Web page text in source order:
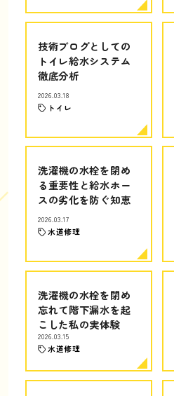
技術ブログとしての
トイレ給水システム
徹底分析
2026.03.18
トイレ
洗濯機の水栓を閉め
る重要性と給水ホー
スの劣化を防ぐ知恵
2026.03.17
水道修理
洗濯機の水栓を閉め
忘れて階下漏水を起
こした私の実体験
2026.03.15
水道修理